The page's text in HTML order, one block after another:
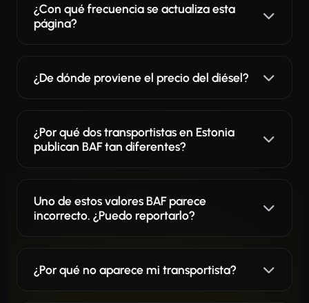
¿Con qué frecuencia se actualiza esta
página?
¿De dónde proviene el precio del diésel?
¿Por qué dos transportistas en Estonia
publican BAF tan diferentes?
Uno de estos valores BAF parece
incorrecto. ¿Puedo reportarlo?
¿Por qué no aparece mi transportista?